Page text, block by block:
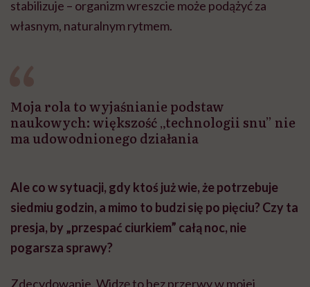
stabilizuje – organizm wreszcie może podążyć za
własnym, naturalnym rytmem.
Moja rola to wyjaśnianie podstaw
naukowych: większość „technologii snu” nie
ma udowodnionego działania
Ale co w sytuacji, gdy ktoś już wie, że potrzebuje
siedmiu godzin, a mimo to budzi się po pięciu? Czy ta
presja, by „przespać ciurkiem” całą noc, nie
pogarsza sprawy?
Zdecydowanie. Widzę to bez przerwy w mojej